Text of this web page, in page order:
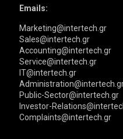
Emails:
Marketing@intertech.gr
Sales@intertech.gr
Accounting@intertech.gr
Service@intertech.gr
IT@intertech.gr
Public-Sector@intertech.gr
Investor-
Complaints@intertech.gr